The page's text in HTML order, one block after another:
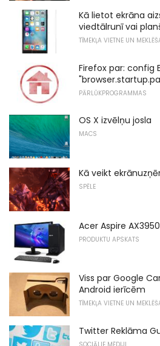
Kā lietot ekrāna
viedtālrunī vai
TĪMEKĻA VIETNE UN
Firefox par: config
PĀRLŪKPROGRAMMAS
OS X izvēlņu josla
MACS
Kā veikt
SPĒLE
Acer Aspire
PRODUKTU APSKATS
Viss par Google
Android ierīcēm
TĪMEKĻA VIETNE UN
Twitter Reklāma